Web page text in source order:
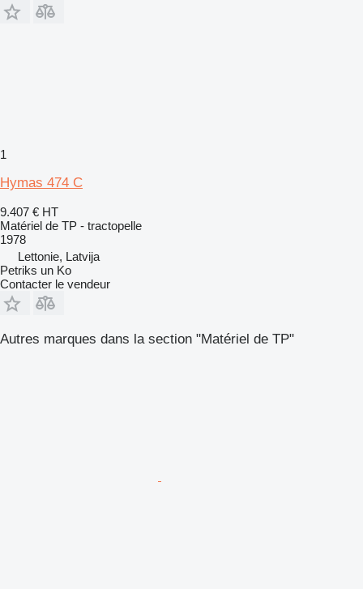
1
Hymas 474 C
9.407 € HT
Matériel de TP - tractopelle
1978
Lettonie, Latvija
Petriks un Ko
Contacter le vendeur
Autres marques dans la section "Matériel de TP"